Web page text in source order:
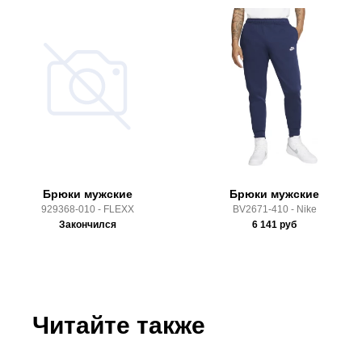
Брюки мужские
929368-010 - FLEXX
Закончился
Брюки мужские
BV2671-410 - Nike
6 141 руб
Читайте также